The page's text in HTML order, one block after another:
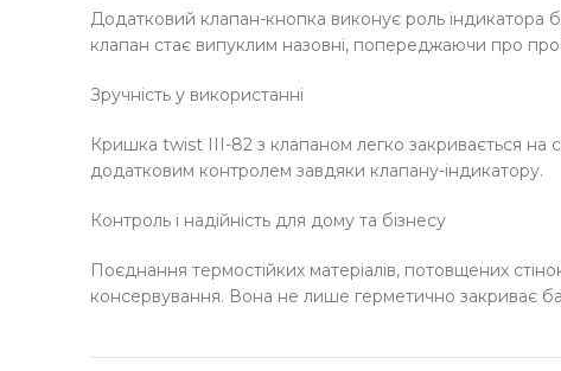
Додатковий клапан-кнопка виконує роль індикатора
клапан стає випуклим назовні, попереджаючи про
Зручність у використанні
Кришка twist III-82 з клапаном легко закривається на
додатковим контролем завдяки клапану-індикатору.
Контроль і надійність для дому та бізнесу
Поєднання термостійких матеріалів, потовщених
консервування. Вона не лише герметично закриває